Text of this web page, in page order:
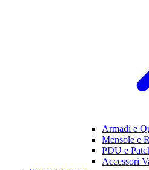
Armadi e
Mensole e
PDU e
Accessori